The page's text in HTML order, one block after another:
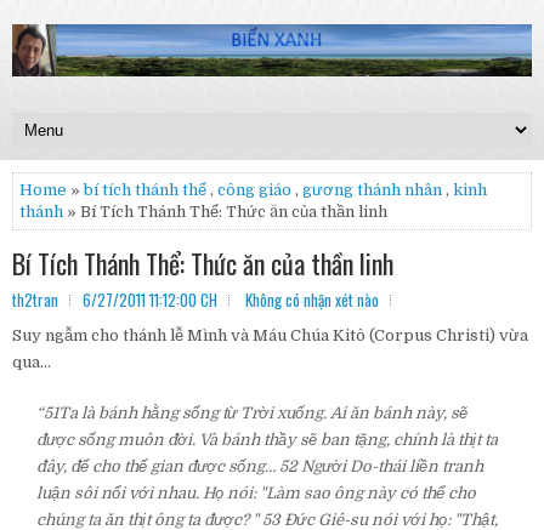
Home »bí tích thánh thể , công giáo , gương thánh nhân , kinh
thánh » Bí Tích Thánh Thể: Thức ăn của thần linh
Bí Tích Thánh Thể: Thức ăn của thần linh
th2tran 6/27/2011 11:12:00 CH Không có nhận xét nào
Suy ngẫm cho thánh lễ Mình và Máu Chúa Kitô (Corpus Christi) vừa
qua…
“51Ta là bánh hằng sống từ Trời xuống. Ai ăn bánh này, sẽ
được sống muôn đời. Và bánh thầy sẽ ban tặng, chính là thịt ta
đây, để cho thế gian được sống… 52 Người Do-thái liền tranh
luận sôi nổi với nhau. Họ nói: "Làm sao ông này có thể cho
chúng ta ăn thịt ông ta được? " 53 Đức Giê-su nói với họ: "Thật,